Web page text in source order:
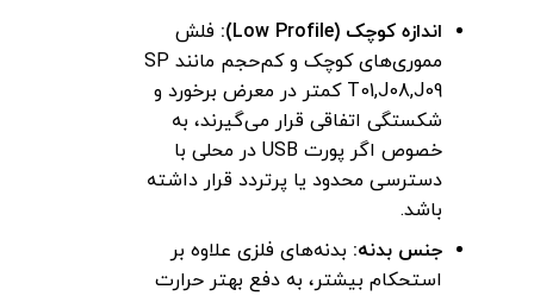
اندازه کوچک (Low Profile):
فلش
مموری‌های کوچک و کم‌حجم مانند SP
T01,J08,J09 کمتر در معرض برخورد و
شکستگی اتفاقی قرار می‌گیرند، به‌
خصوص اگر پورت USB در محلی با
دسترسی محدود یا پرتردد قرار داشته
باشد.
جنس بدنه: بدنه‌های فلزی علاوه بر
استحکام بیشتر، به دفع بهتر حرارت